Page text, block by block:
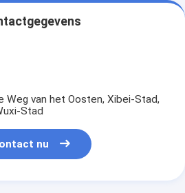
Weg van het Oosten, Xibei-Stad,
Stad
nu